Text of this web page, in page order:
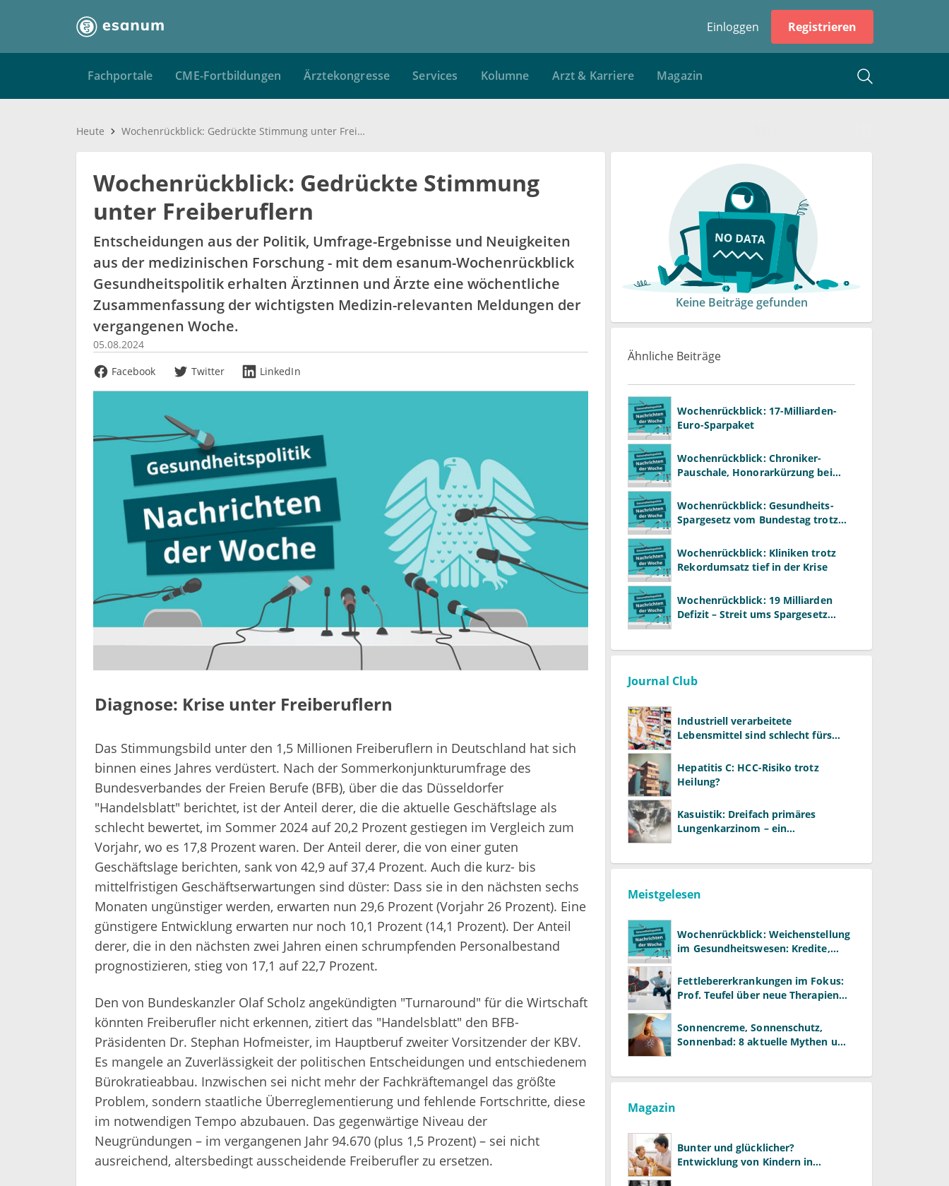
Einloggen Registrieren
Fachportale CME-Fortbildungen Ärztekongresse Services Kolumne Arzt & Karriere Magazin
Heute Wochenrückblick: Gedrückte Stimmung unter Freiberuflern
Wochenrückblick: Gedrückte Stimmung
unter Freiberuflern
Entscheidungen aus der Politik, Umfrage-Ergebnisse und Neuigkeiten
aus der medizinischen Forschung - mit dem esanum-Wochenrückblick
Gesundheitspolitik erhalten Ärztinnen und Ärzte eine wöchentliche
Zusammenfassung der wichtigsten Medizin-relevanten Meldungen der
vergangenen Woche.
05.08.2024
Facebook
Twitter LinkedIn
Diagnose: Krise unter Freiberuflern
Das Stimmungsbild unter den 1,5 Millionen Freiberuflern in Deutschland hat sich
binnen eines Jahres verdüstert. Nach der Sommerkonjunkturumfrage des
Bundesverbandes der Freien Berufe (BFB), über die das Düsseldorfer
"Handelsblatt" berichtet, ist der Anteil derer, die die aktuelle Geschäftslage als
schlecht bewertet, im Sommer 2024 auf 20,2 Prozent gestiegen im Vergleich zum
Vorjahr, wo es 17,8 Prozent waren. Der Anteil derer, die von einer guten
Geschäftslage berichten, sank von 42,9 auf 37,4 Prozent. Auch die kurz- bis
mittelfristigen Geschäftserwartungen sind düster: Dass sie in den nächsten sechs
Monaten ungünstiger werden, erwarten nun 29,6 Prozent (Vorjahr 26 Prozent). Eine
günstigere Entwicklung erwarten nur noch 10,1 Prozent (14,1 Prozent). Der Anteil
derer, die in den nächsten zwei Jahren einen schrumpfenden Personalbestand
prognostizieren, stieg von 17,1 auf 22,7 Prozent.
Den von Bundeskanzler Olaf Scholz angekündigten "Turnaround" für die Wirtschaft
könnten Freiberufler nicht erkennen, zitiert das "Handelsblatt" den BFB-
Präsidenten Dr. Stephan Hofmeister, im Hauptberuf zweiter Vorsitzender der KBV.
Es mangele an Zuverlässigkeit der politischen Entscheidungen und entschiedenem
Bürokratieabbau. Inzwischen sei nicht mehr der Fachkräftemangel das größte
Problem, sondern staatliche Überreglementierung und fehlende Fortschritte, diese
im notwendigen Tempo abzubauen. Das gegenwärtige Niveau der
Neugründungen – im vergangenen Jahr 94.670 (plus 1,5 Prozent) – sei nicht
ausreichend, altersbedingt ausscheidende Freiberufler zu ersetzen.
Keine Beiträge gefunden
Ähnliche Beiträge
Wochenrückblick: 17-Milliarden-
Euro-Sparpaket
Wochenrückblick: Chroniker-
Pauschale, Honorarkürzung bei
Wochenrückblick: Gesundheits-
Spargesetz vom Bundestag trotz
Wochenrückblick: Kliniken trotz
Rekordumsatz tief in der Krise
Wochenrückblick: 19 Milliarden
Defizit – Streit ums Spargesetz
Journal Club
Industriell verarbeitete
Lebensmittel sind schlecht fürs
Hepatitis C: HCC-Risiko trotz
Heilung?
Kasuistik: Dreifach primäres
Lungenkarzinom – ein
Meistgelesen
Wochenrückblick: Weichenstellung
im Gesundheitswesen: Kredite,
Fettlebererkrankungen im Fokus:
Prof. Teufel über neue Therapien
Sonnencreme, Sonnenschutz,
Sonnenbad: 8 aktuelle Mythen und
Magazin
Bunter und glücklicher?
Entwicklung von Kindern in